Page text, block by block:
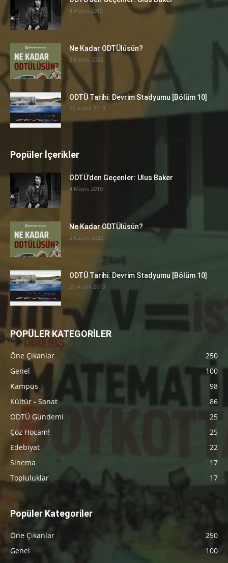
4 Mayıs 2019
Ne Kadar ODTÜlüsün?
2 Kasım 2025
ODTÜ Tarihi: Devrim Stadyumu [Bölüm 10]
20 Aralık 2019
Popüler İçerikler
ODTÜ’den Geçenler: Ulus Baker
4 Mayıs 2019
Ne Kadar ODTÜlüsün?
2 Kasım 2025
ODTÜ Tarihi: Devrim Stadyumu [Bölüm 10]
20 Aralık 2019
POPÜLER KATEGORİLER
Öne Çıkanlar
250
Genel
100
Kampüs
98
Kültür - Sanat
86
ODTÜ Gündemi
25
Çöz Hocam!
25
Edebiyat
22
Sinema
17
Topluluklar
17
Popüler Kategoriler
Öne Çıkanlar
250
Genel
100